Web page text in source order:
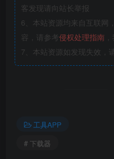
客发现请向站长举报
6、本站资源均来自互联网
容，请参考侵权处理指南
7、本站资源如发现失效，
工具APP
# 下载器